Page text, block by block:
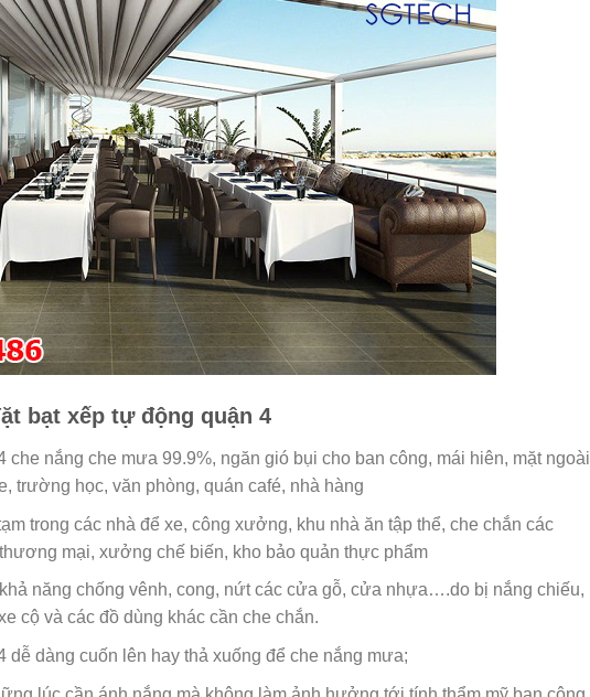
bạt xếp tự động quận 4
che nắng che mưa 99.9%, ngăn gió bụi cho ban công, mái hiên, mặt ngoài
trường học, văn phòng, quán café, nhà hàng
trong các nhà để xe, công xưởng, khu nhà ăn tập thể, che chắn các
mại, xưởng chế biến, kho bảo quản thực phẩm
năng chống vênh, cong, nứt các cửa gỗ, cửa nhựa….do bị nắng chiếu,
cộ và các đồ dùng khác cần che chắn.
dễ dàng cuốn lên hay thả xuống để che nắng mưa;